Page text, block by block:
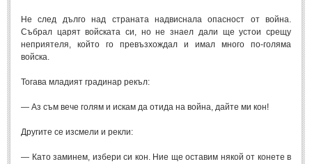
Не след дълго над страната надвиснала опасност от война.
Събрал царят войската си, но не знаел дали ще устои срещу
неприятеля, който го превъзхождал и имал много по-голяма
войска.
Тогава младият градинар рекъл:
— Аз съм вече голям и искам да отида на война, дайте ми кон!
Другите се изсмели и рекли:
— Като заминем, избери си кон. Ние ще оставим някой от конете в